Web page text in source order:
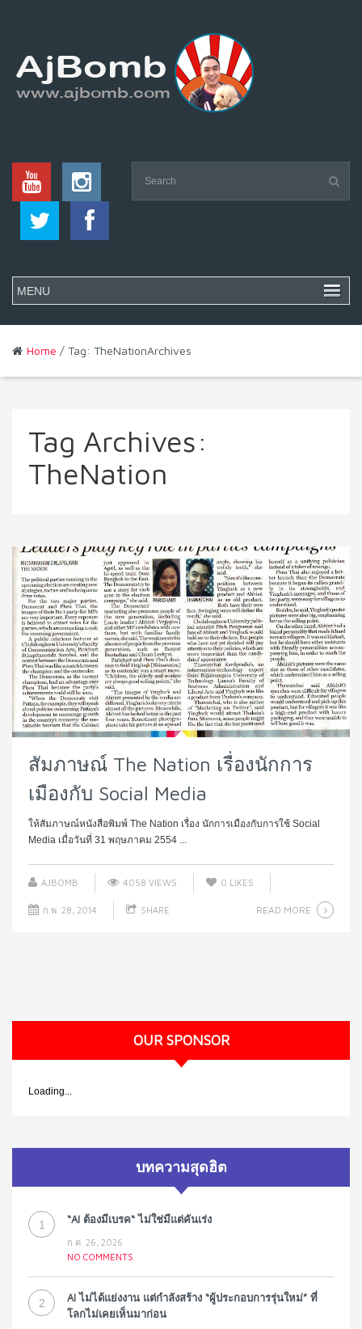
Home / Tag: TheNationArchives
Tag Archives:
TheNation
สัมภาษณ์ The Nation เรื่องนักการ
เมืองกับ Social Media
ให้สัมภาษณ์หนังสือพิมพ์ The Nation เรื่อง นักการเมืองกับการใช้ Social
Media เมื่อวันที่ 31 พฤษภาคม 2554 ...
AJBOMB 4058 VIEWS 0 LIKES
ก.พ. 28, 2014 SHARE READ MORE
OUR SPONSOR
Loading...
บทความสุดฮิต
1 “AI ต้องมีเบรค“ ไม่ใช่มีแต่คันเร่ง
ก.ค. 26, 2026
NO COMMENTS
2
AI ไม่ได้แย่งงาน แต่กำลังสร้าง “ผู้ประกอบการรุ่นใหม่” ที่
โลกไม่เคยเห็นมาก่อน